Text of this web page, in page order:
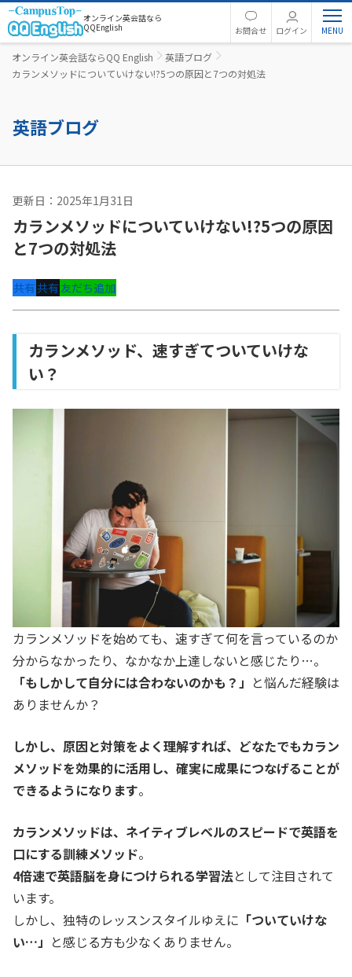
オンライン英会話なら
QQEnglish
お問合せ ログイン
オンライン英会話ならQQ English
英語ブログ
カランメソッドについていけない!?5つの原因と7つの対処法
英語ブログ
更新日：2025年1月31日
カランメソッドについていけない!?5つの原因
と7つの対処法
共有共有友だち追加
カランメソッド、速すぎてついていけな
い？
カランメソッドを始めても、速すぎて何を言っているのか
分からなかったり、なかなか上達しないと感じたり…。
「もしかして自分には合わないのかも？」 と悩んだ経験は
ありませんか？
しかし、原因と対策をよく理解すれば、どなたでもカラン
メソッドを効果的に活用し、確実に成果につなげることが
できるようになります。
カランメソッドは、ネイティブレベルのスピードで英語を
口にする訓練メソッド。
4倍速で英語脳を身につけられる学習法として注目されて
います。
しかし、独特のレッスンスタイルゆえに 「ついていけな
い…」 と感じる方も少なくありません。